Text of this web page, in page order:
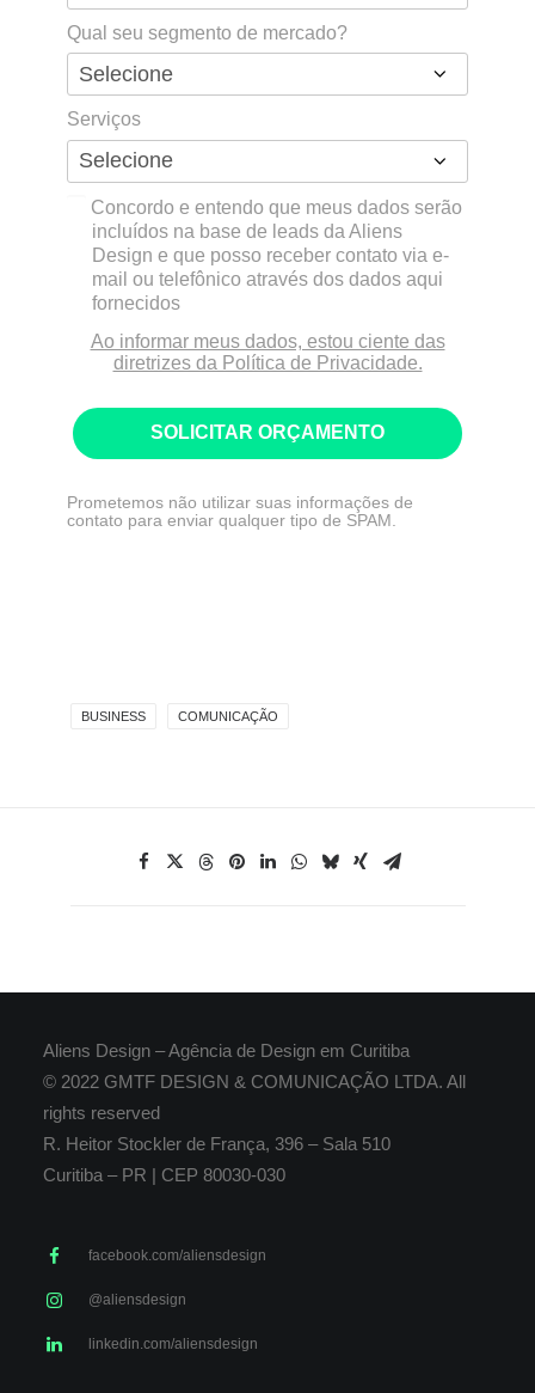
Qual seu segmento de mercado?
Serviços
Concordo e entendo que meus dados serão
incluídos na base de leads da Aliens
Design e que posso receber contato via e-
mail ou telefônico através dos dados aqui
fornecidos
Ao informar meus dados, estou ciente das
diretrizes da Política de Privacidade.
SOLICITAR ORÇAMENTO
Prometemos não utilizar suas informações de
contato para enviar qualquer tipo de SPAM.
BUSINESS COMUNICAÇÃO
Aliens Design – Agência de Design em Curitiba
© 2022 GMTF DESIGN & COMUNICAÇÃO LTDA. All
rights reserved
R. Heitor Stockler de França, 396 – Sala 510
Curitiba – PR | CEP 80030-030
facebook.com/aliensdesign
@aliensdesign
linkedin.com/aliensdesign